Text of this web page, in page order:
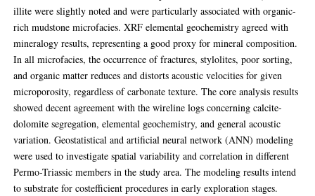
illite were slightly noted and were particularly associated with organic-
rich mudstone microfacies. XRF elemental geochemistry agreed with
mineralogy results, representing a good proxy for mineral composition.
In all microfacies, the occurrence of fractures, stylolites, poor sorting,
and organic matter reduces and distorts acoustic velocities for given
microporosity, regardless of carbonate texture. The core analysis results
showed decent agreement with the wireline logs concerning calcite-
dolomite segregation, elemental geochemistry, and general acoustic
variation. Geostatistical and artificial neural network (ANN) modeling
were used to investigate spatial variability and correlation in different
Permo-Triassic members in the study area. The modeling results intend
to substrate for costefficient procedures in early exploration stages.